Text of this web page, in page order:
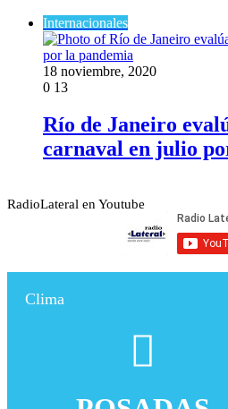
Internacionales
18 noviembre, 2020
0 13
Río de Janeiro
carnaval en julio
RadioLateral en Youtube
Clima